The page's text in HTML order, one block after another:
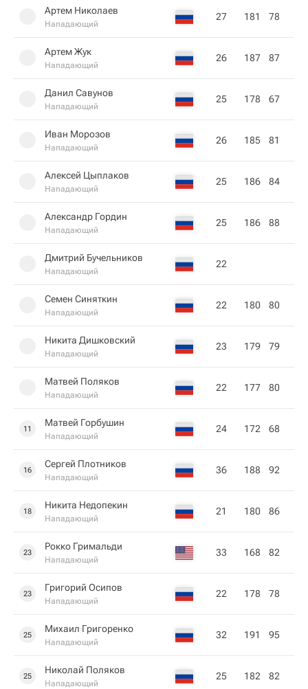
Артем Николаев
Нападающий
27 181 78
Артем Жук
Нападающий
26 187 87
Данил Савунов
Нападающий
25 178 67
Иван Морозов
Нападающий
26 185 81
Алексей Цыплаков
Нападающий
25 186 84
Александр Гордин
Нападающий
25 186 88
Дмитрий Бучельников
Нападающий
22
Семен Синяткин
Нападающий
22 180 80
Никита Дишковский
Нападающий
23 179 79
Матвей Поляков
Нападающий
22 177 80
11
Матвей Горбушин
Нападающий
24 172 68
16
Сергей Плотников
Нападающий
36 188 92
18
Никита Недопекин
Нападающий
21 180 86
23
Рокко Гримальди
Нападающий
33 168 82
23
Григорий Осипов
Нападающий
22 178 78
25
Михаил Григоренко
Нападающий
32 191 95
25
Николай Поляков
Нападающий
25 182 82